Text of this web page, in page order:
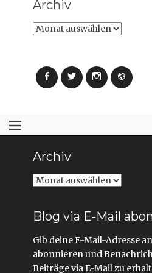
Archiv
Archiv
FacebookTwitter Instagram
Archiv
Archiv
Blog via E-Mail
Gib deine E-Mail-Adresse
abonnieren und
Beiträge via E-Mail zu